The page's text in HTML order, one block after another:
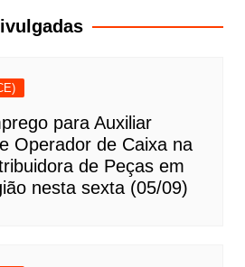
para Auxiliar
Operador de Caixa na
de Peças em
nesta sexta (05/09)